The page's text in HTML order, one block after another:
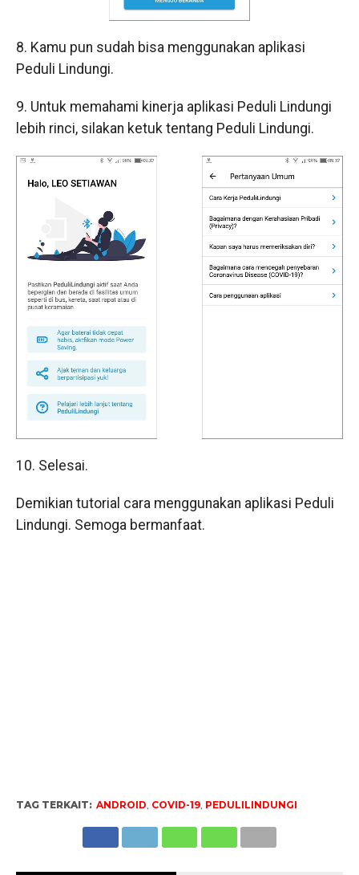
8. Kamu pun sudah bisa menggunakan aplikasi
Peduli Lindungi.
9. Untuk memahami kinerja aplikasi Peduli Lindungi
lebih rinci, silakan ketuk tentang Peduli Lindungi.
10. Selesai.
Demikian tutorial cara menggunakan aplikasi Peduli
Lindungi. Semoga bermanfaat.
TAG TERKAIT: ANDROID COVID-19, PEDULILINDUNGI